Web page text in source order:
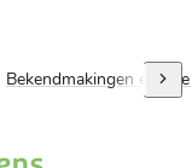
Bekendmakingen en